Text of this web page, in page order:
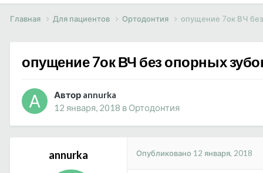
Главная Для пациентов Ортодонтия опущение 7ок ВЧ
опущение 7ок ВЧ без опорных
Автор annurka
12 января, 2018 в Ортодонтия
annurka Опубликовано 12 января, 2018